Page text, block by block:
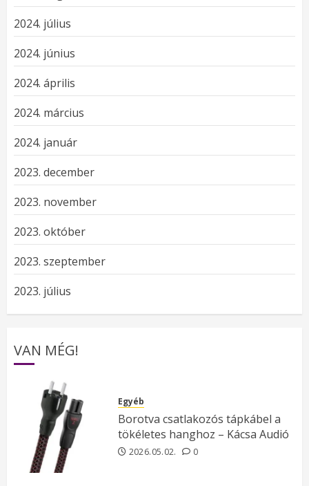
2024. július
2024. június
2024. április
2024. március
2024. január
2023. december
2023. november
2023. október
2023. szeptember
2023. július
VAN MÉG!
Egyéb
Borotva csatlakozós tápkábel a
tökéletes hanghoz – Kácsa Audió
2026.05.02. 0